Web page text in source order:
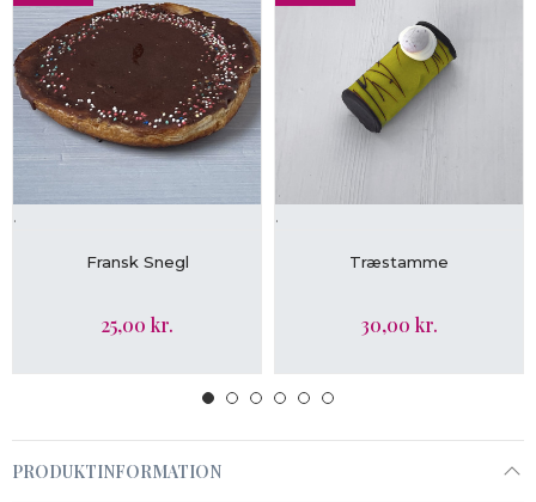
LÆG I KURV
.
Fransk Snegl
25,00 kr.
LÆG I KURV
.
Træstamme
30,00 kr.
PRODUKTINFORMATION